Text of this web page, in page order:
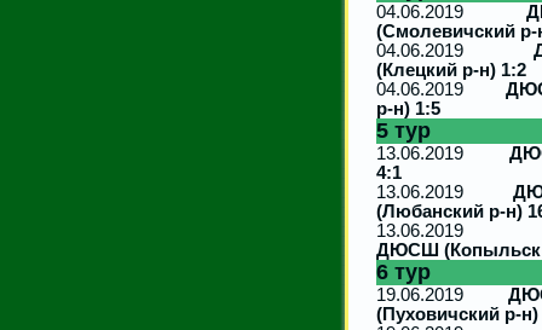
04.06.2019
(Смолевичский р-
04.06.2019
(Клецкий р-н) 1:2
04.06.2019
р-н) 1:5
5 тур
13.06.2019
4:1
13.06.2019
(Любанский р-н)
ДЮСШ
6 тур
19.06.2019
(Пуховичский р-н)